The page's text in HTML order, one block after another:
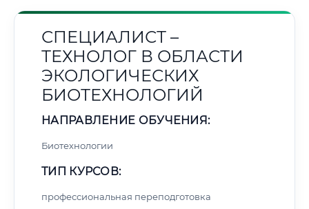
СПЕЦИАЛИСТ –
ТЕХНОЛОГ В ОБЛАСТИ
ЭКОЛОГИЧЕСКИХ
БИОТЕХНОЛОГИЙ
НАПРАВЛЕНИЕ ОБУЧЕНИЯ:
Биотехнологии
ТИП КУРСОВ:
профессиональная переподготовка